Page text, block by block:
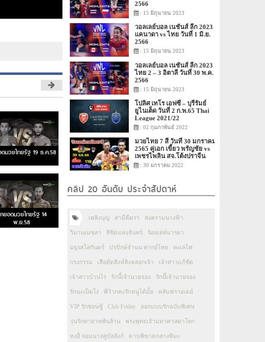
มวยไทยรัฐ 19 ธ.ค.58
ยอดมวยไทยรัฐ 14
พ.ย.58
2566
: 15 มิถุนายน 2023
วอลเลย์บอล เนชันส์ ลีก 2023
แคนาดา vs ไทย วันที่ 1 มิ.ย.
2566
: 15 มิถุนายน 2023
วอลเลย์บอล เนชันส์ ลีก 2023
ไทย 2 – 3 อิตาลี วันที่ 30 พ.ค.
2566
: 15 มิถุนายน 2023
โปลิศ เทโร เอฟซี – บุรีรัมย์
ยูไนเต็ด วันที่ 2 ก.พ.65 Thai
League 2021/22
: 02 กุมภาพันธ์ 2022
มวยไทย 7 สี วันที่ 30 มกราคม
2565 คู่เอก เขี้ยว พรัญชัย vs
เพชรไพลิน สจ.โต้งปราจีน
: 30 มกราคม 2022
คลิป 20 อันดับ ประจำสัปดาห์
เพลิงบุญ สามีตีตรา สงครามนางฟ้า
วิมานเมขลา ลิขิตแห่งจันทร์ ร้อยเล่ห์มารยา
มธุรสโลกันตร์ ปรปักษ์จำนน พากย์ไทย ทะเลไฟ
กรงกรรม เสือตัดสิงห์ลิงหลอกเจ้า เจ้าสาวแก้ขัด
เจ้าสาวบ้านไร่ รักนี้เจ้านายจอง รักนี้เจ้านายจอง
รักนะเป็ดโง่ พี่ว้ากคะรักหนูได้มั้ย คลับฟรายเดย์
VIP รักซ่อนชู้ Club Friday ออกแบบรักฉบับพิเศษ
วุ่นรักทายาทพันล้าน พระพุทธเจ้ามหาศาสดาโลก
ทงอี จอมนางคู่บัลลังก์ ดาบพิฆาตกลางหิมะ